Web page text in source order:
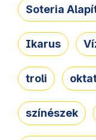
Soteria
Ikarus
troli
színészek